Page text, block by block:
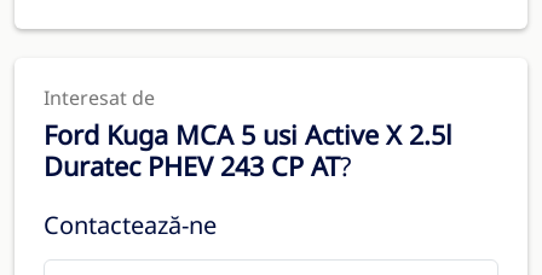
Interesat de
Ford Kuga MCA 5 usi Active X 2.5l
Duratec PHEV 243 CP AT?
Contactează-ne